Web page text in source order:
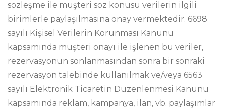
sözleşme ile müşteri söz konusu verilerin ilgili
birimlerle paylaşılmasına onay vermektedir. 6698
sayılı Kişisel Verilerin Korunması Kanunu
kapsamında müşteri onayı ile işlenen bu veriler,
rezervasyonun sonlanmasından sonra bir sonraki
rezervasyon talebinde kullanılmak ve/veya 6563
sayılı Elektronik Ticaretin Düzenlenmesi Kanunu
kapsamında reklam, kampanya, ilan, vb. paylaşımlar